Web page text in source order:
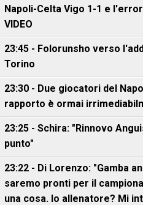
Napoli-Celta Vigo 1-1 e
VIDEO
23:45 - Folorunsho verso
Torino
23:30 - Due giocatori del
rapporto è ormai
23:25 - Schira: "Rinnovo
punto"
23:22 - Di Lorenzo: "Gamba
saremo pronti per il
una cosa. Io allenatore? Mi